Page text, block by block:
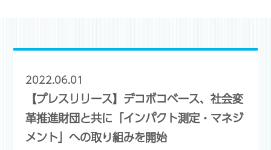
2022.06.01
【プレスリリース】デコボコベース、社会変
革推進財団と共に「インパクト測定・マネジ
メント」への取り組みを開始